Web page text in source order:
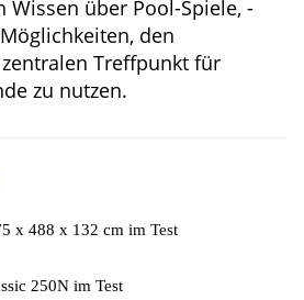
Wissen über Pool-Spiele, -
den
Treffpunkt für
zu nutzen.
x 488 x 132 cm im Test
250N im Test